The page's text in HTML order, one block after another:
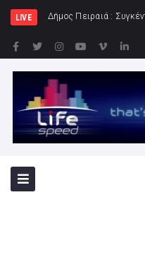
LIVE Δήμος Πειραιά :